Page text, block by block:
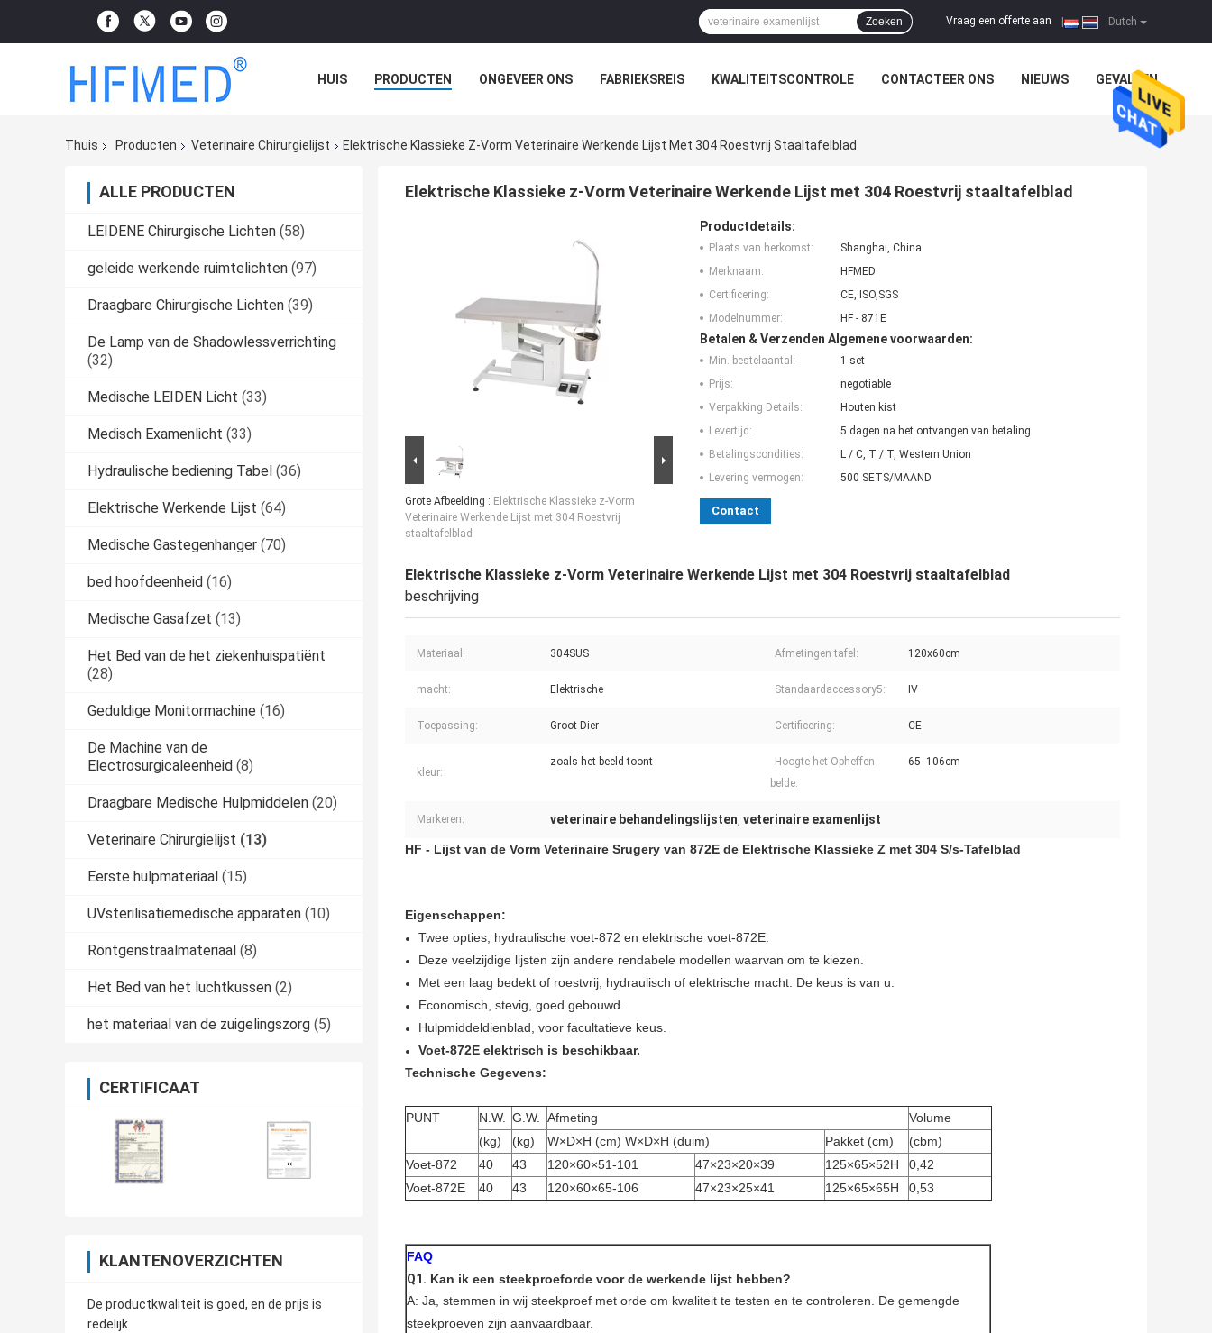
Dutch
Vraag een offerte aan
Zoeken
HUIS PRODUCTEN ONGEVEER ONS FABRIEKSREIS KWALITEITSCONTROLE CONTACTEER ONS NIEUWS GEVALLEN
Thuis
Producten Veterinaire Chirurgielijst Elektrische Klassieke Z-Vorm Veterinaire Werkende Lijst Met 304 Roestvrij Staaltafelblad
ALLE PRODUCTEN
LEIDENE Chirurgische Lichten (58)
geleide werkende ruimtelichten (97)
Draagbare Chirurgische Lichten (39)
De Lamp van de Shadowlessverrichting
(32)
Medische LEIDEN Licht (33)
Medisch Examenlicht (33)
Hydraulische bediening Tabel (36)
Elektrische Werkende Lijst (64)
Medische Gastegenhanger (70)
bed hoofdeenheid (16)
Medische Gasafzet (13)
Het Bed van de het ziekenhuispatiënt
(28)
Geduldige Monitormachine (16)
De Machine van de
Electrosurgicaleenheid (8)
Draagbare Medische Hulpmiddelen (20)
Veterinaire Chirurgielijst (13)
Eerste hulpmateriaal (15)
UVsterilisatiemedische apparaten (10)
Röntgenstraalmateriaal (8)
Het Bed van het luchtkussen (2)
het materiaal van de zuigelingszorg (5)
CERTIFICAAT
KLANTENOVERZICHTEN
De productkwaliteit is goed, en de prijs is
redelijk.
Elektrische Klassieke z-Vorm Veterinaire Werkende Lijst met 304 Roestvrij staaltafelblad
Grote Afbeelding : Elektrische Klassieke z-Vorm
Veterinaire Werkende Lijst met 304 Roestvrij
staaltafelblad
Productdetails:
Plaats van herkomst:
Shanghai, China
Merknaam:
HFMED
Certificering:
CE, ISO,SGS
Modelnummer:
HF - 871E
Betalen & Verzenden Algemene voorwaarden:
Min. bestelaantal:
1 set
Prijs:
negotiable
Verpakking Details:
Houten kist
Levertijd:
5 dagen na het ontvangen van betaling
Betalingscondities:
L / C, T / T, Western Union
Levering vermogen:
500 SETS/MAAND
Contact
Elektrische Klassieke z-Vorm Veterinaire Werkende Lijst met 304 Roestvrij staaltafelblad
beschrijving
Materiaal: 304SUS Afmetingen tafel: 120x60cm
macht: Elektrische Standaardaccessory5: IV
Toepassing: Groot Dier Certificering: CE
kleur:
zoals het beeld toont
Hoogte het Opheffen
belde:
65--106cm
Markeren: veterinaire behandelingslijsten, veterinaire examenlijst
HF - Lijst van de Vorm Veterinaire Srugery van 872E de Elektrische Klassieke Z met 304 S/s-Tafelblad
Eigenschappen:
Twee opties, hydraulische voet-872 en elektrische voet-872E.
Deze veelzijdige lijsten zijn andere rendabele modellen waarvan om te kiezen.
Met een laag bedekt of roestvrij, hydraulisch of elektrische macht. De keus is van u.
Economisch, stevig, goed gebouwd.
Hulpmiddeldienblad, voor facultatieve keus.
Voet-872E elektrisch is beschikbaar.
Technische Gegevens:
PUNT N.W. G.W. Afmeting
Volume
(kg)
(kg) W×D×H (cm) W×D×H (duim) Pakket (cm)
(cbm)
Voet-872
40 43 120×60×51-101 47×23×20×39 125×65×52H
0,42
Voet-872E
40 43 120×60×65-106 47×23×25×41 125×65×65H 0,53
FAQ
Q1. Kan ik een steekproeforde voor de werkende lijst hebben?
A: Ja, stemmen in wij steekproef met orde om kwaliteit te testen en te controleren. De gemengde
steekproeven zijn aanvaardbaar.